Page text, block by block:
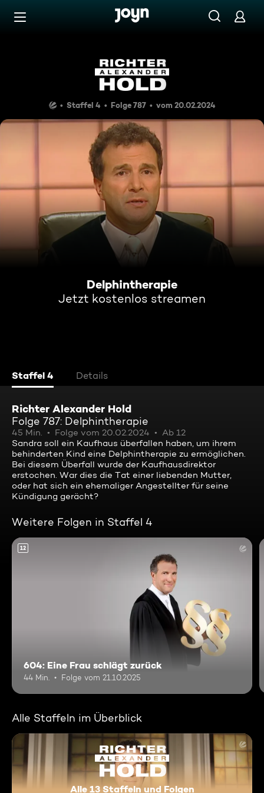
Zum Inhalt springen
Delphintherapie
Staffel 4 Folge 787 vom 20.02.2024
Delphintherapie
Jetzt kostenlos streamen
Staffel 4 Details
Richter Alexander Hold
Folge 787: Delphintherapie
45 Min. Folge vom 20.02.2024
Ab 12
Sandra soll ein Kaufhaus überfallen haben, um ihrem
behinderten Kind eine Delphintherapie zu ermöglichen.
Bei diesem Überfall wurde der Kaufhausdirektor
erstochen. War dies die Tat einer liebenden Mutter,
oder hat sich ein ehemaliger Angestellter für seine
Kündigung gerächt?
Weitere Folgen in Staffel 4
12
604: Eine Frau schlägt zurück
44 Min. Folge vom 21.10.2025
Alle Staffeln im Überblick
Alle 13 Staffeln und Folgen